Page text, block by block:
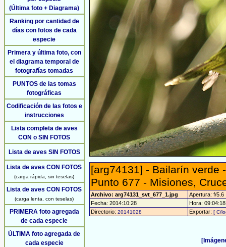
(Última foto + Diagrama)
Ranking por cantidad de
días con fotos de cada
especie
Primera y última foto, con
el diagrama temporal de
fotografías tomadas
PUNTOS de las tomas
fotográficas
Codificación de las fotos e
instrucciones
Lista completa de aves
CON o SIN FOTOS
Lista de aves SIN FOTOS
Lista de aves CON FOTOS
(carga rápida, sin teselas)
Lista de aves CON FOTOS
(carga lenta, con teselas)
PRIMERA foto agregada
de cada especie
ÚLTIMA foto agregada de
cada especie
[arg74131] - Bailarín verde
Punto 677 - Misiones,
Archivo: arg74131_svt_677_1.jpg
Apertura: f/5.6
Fecha: 2014:10:28
Hora:
Directorio: 20141028 Exportar: [ C/